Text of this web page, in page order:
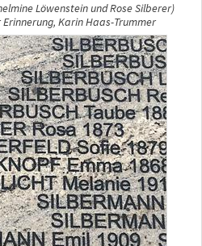
Löwenstein und Rose Silberer)
Karin Haas-Trummer